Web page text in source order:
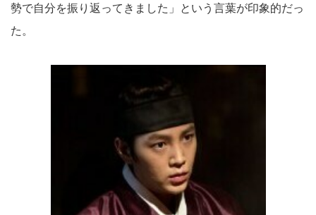
勢で自分を振り返ってきました」という言葉が印象的だっ
た。